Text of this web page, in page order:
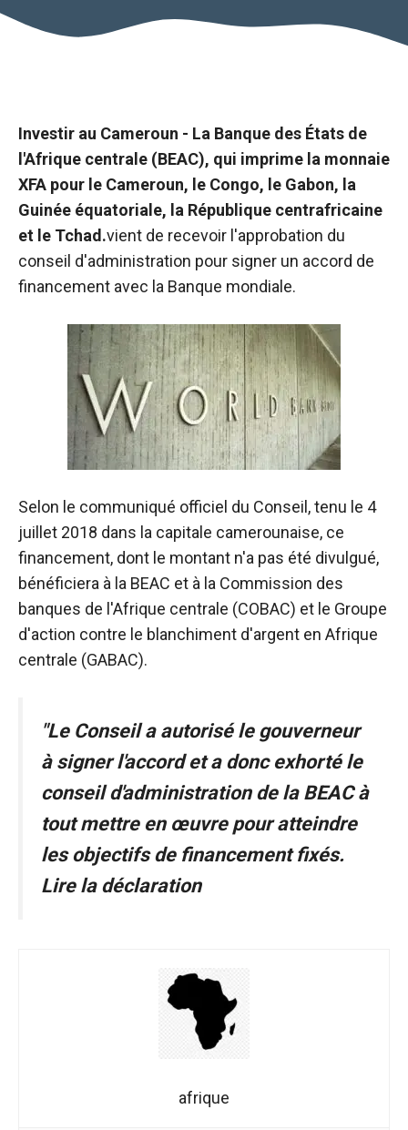
Investir au Cameroun - La Banque des États de
l'Afrique centrale (BEAC), qui imprime la monnaie
XFA pour le Cameroun, le Congo, le Gabon, la
Guinée équatoriale, la République centrafricaine
et le Tchad.vient de recevoir l'approbation du
conseil d'administration pour signer un accord de
financement avec la Banque mondiale.
Selon le communiqué officiel du Conseil, tenu le 4
juillet 2018 dans la capitale camerounaise, ce
financement, dont le montant n'a pas été divulgué,
bénéficiera à la BEAC et à la Commission des
banques de l'Afrique centrale (COBAC) et le Groupe
d'action contre le blanchiment d'argent en Afrique
centrale (GABAC).
"Le Conseil a autorisé le gouverneur
à signer l'accord et a donc exhorté le
conseil d'administration de la BEAC à
tout mettre en œuvre pour atteindre
les objectifs de financement fixés.
Lire la déclaration
afrique
Nécessaire
Ces cookies ne
sont pas
nécessaires au
fonctionnement
du site web.
Statistiques
fonctionnalité
et la structure
du site web,
en fonction
de la manière
dont le site
est utilisé.
fonctionne au
mieux pendant
votre visite. Si
vous refusez
certaines
fonctionnalités
disparaîtront
du site web.